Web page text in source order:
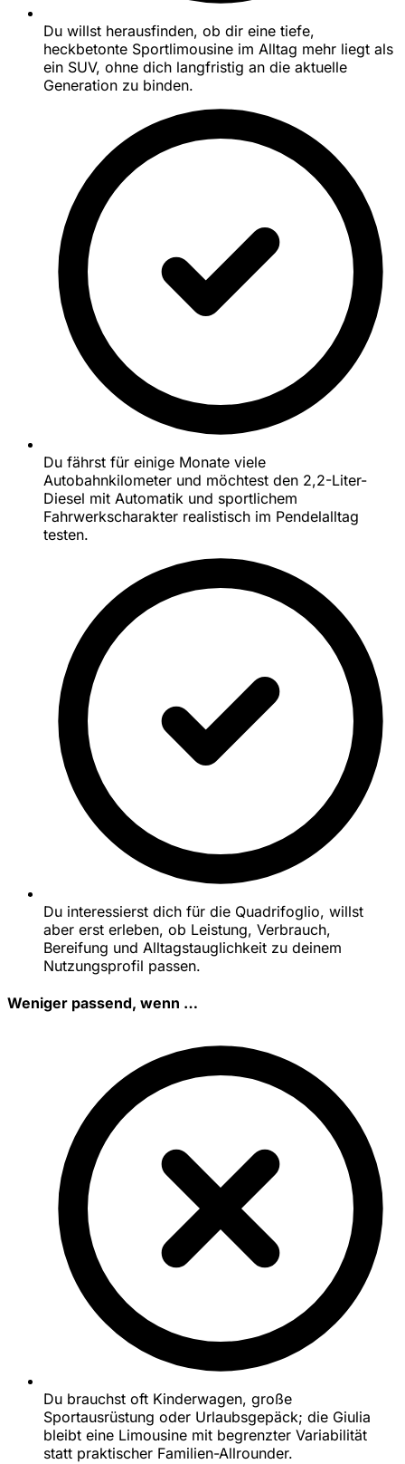
Du willst herausfinden, ob dir eine tiefe,
heckbetonte Sportlimousine im Alltag mehr liegt als
ein SUV, ohne dich langfristig an die aktuelle
Generation zu binden.
Du fährst für einige Monate viele
Autobahnkilometer und möchtest den 2,2-Liter-
Diesel mit Automatik und sportlichem
Fahrwerkscharakter realistisch im Pendelalltag
testen.
Du interessierst dich für die Quadrifoglio, willst
aber erst erleben, ob Leistung, Verbrauch,
Bereifung und Alltagstauglichkeit zu deinem
Nutzungsprofil passen.
Weniger passend, wenn …
Du brauchst oft Kinderwagen, große
Sportausrüstung oder Urlaubsgepäck; die Giulia
bleibt eine Limousine mit begrenzter Variabilität
statt praktischer Familien-Allrounder.